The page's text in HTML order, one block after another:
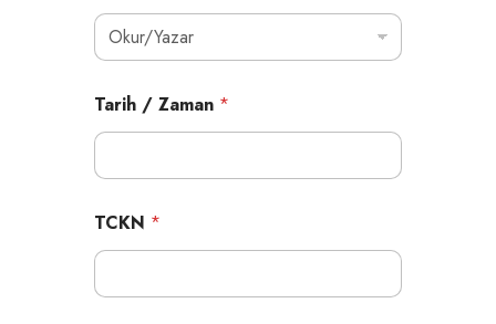
Tarih / Zaman *
TCKN *